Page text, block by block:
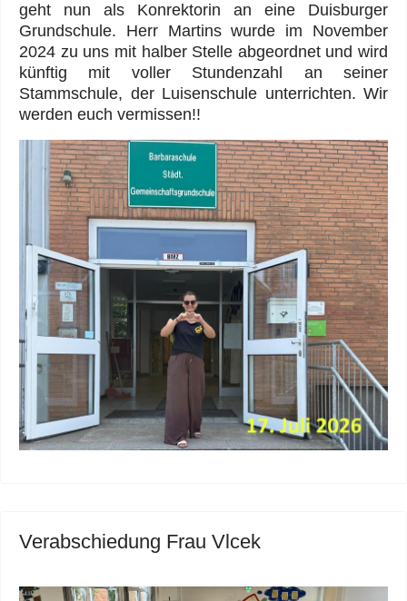
geht nun als Konrektorin an eine Duisburger
Grundschule. Herr Martins wurde im November
2024 zu uns mit halber Stelle abgeordnet und wird
künftig mit voller Stundenzahl an seiner
Stammschule, der Luisenschule unterrichten. Wir
werden euch vermissen!!
Verabschiedung Frau Vlcek